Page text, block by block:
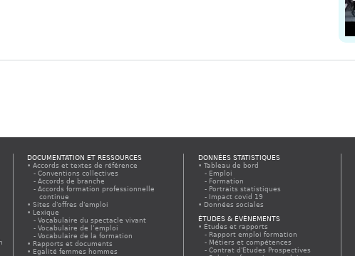
DOCUMENTATION ET RESSOURCES
Accords et textes de référence
Conventions collectives
Accords de branche
Accords formation professionnelle
continue
Sites d'offres d'emploi
Lexique
Vocabulaire du spectacle vivant
Vocabulaire de l’emploi
Vocabulaire de la formation
Rapports et documents
Egalité femmes hommes
DONNÉES STATISTIQUES
Tableau de bord
Emploi
Formation
Portraits statistiques
Impact covid 19
Données sociales
ÉTUDES & ÉVÈNEMENTS
Études et rapports
Rapport emploi formation
Métiers et compétences
Contrat d'Etudes Prospectives